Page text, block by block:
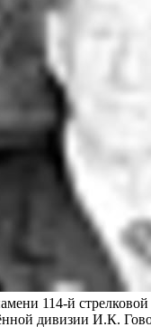
114-й
дивизии И.К.